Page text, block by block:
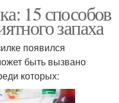
15 способов
запаха
появился
быть вызвано
которых: